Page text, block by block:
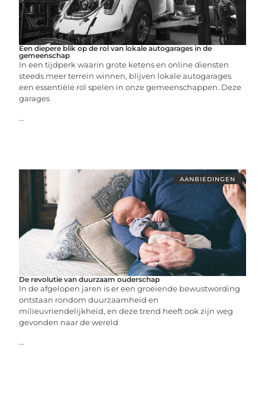
Een diepere blik op de rol van lokale autogarages in de
gemeenschap
In een tijdperk waarin grote ketens en online diensten
steeds meer terrein winnen, blijven lokale autogarages
een essentiële rol spelen in onze gemeenschappen. Deze
garages
...
AANBIEDINGEN
De revolutie van duurzaam ouderschap
In de afgelopen jaren is er een groeiende bewustwording
ontstaan rondom duurzaamheid en
milieuvriendelijkheid, en deze trend heeft ook zijn weg
gevonden naar de wereld
...